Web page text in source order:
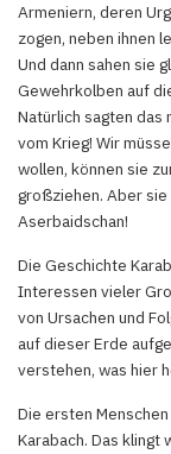
Armeniern, deren
zogen, neben ihnen
Und dann sahen sie
Gewehrkolben auf
Natürlich sagten das
vom Krieg! Wir
wollen, können sie
großziehen. Aber
Aserbaidschan!
Die Geschichte
Interessen vieler
von Ursachen und
auf dieser Erde
verstehen, was hier
Die ersten
Karabach. Das klingt